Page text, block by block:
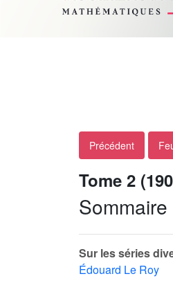
Précédent
Tome 2
Sommaire
Sur les séries
Édouard Le Roy